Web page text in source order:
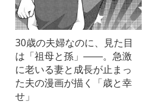
30歳の夫婦なのに、見た目
は「祖母と孫」――。急激
に老いる妻と成長が止まっ
た夫の漫画が描く「歳と幸
せ」